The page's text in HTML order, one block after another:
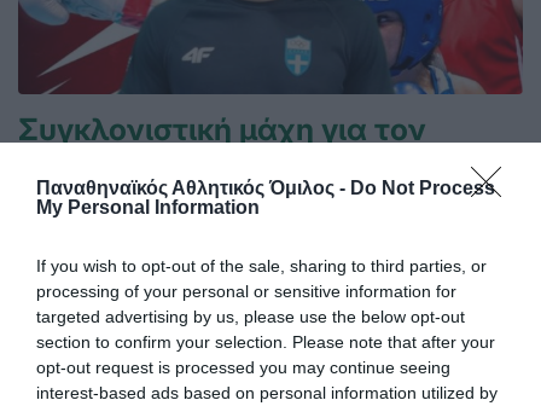
Παναθηναϊκός Αθλητικός Όμιλος - Do Not Process
My Personal Information
If you wish to opt-out of the sale, sharing to third parties, or
processing of your personal or sensitive information for
targeted advertising by us, please use the below opt-out
section to confirm your selection. Please note that after your
opt-out request is processed you may continue seeing
interest-based ads based on personal information utilized by
Συγκλονιστική μάχη για τον
Με ψυχή, πάθος και τεράστια αγωνιστική προσπάθεια
ολοκλήρωσε την πορεία του στο Διεθνές τουρνουά «I.
στο Μπατούμι της Γεωργίας ο Παναγιώτης Κωστούρος,
εκπροσωπώντας επάξια τα ελληνικά χρώματα απέναντι σε
έναν από τους πιο έμπειρους και διακεκριμένους αθλητές
της κατηγορίας.